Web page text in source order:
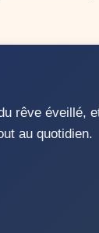
rêve éveillé,
au quotidien.